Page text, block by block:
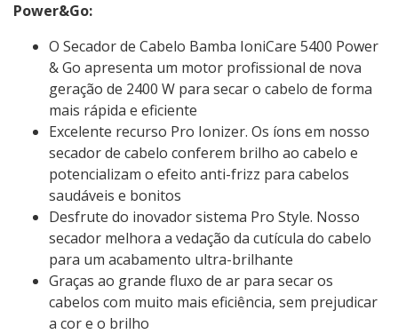
Power&Go:
O Secador de Cabelo Bamba IoniCare 5400 Power
& Go apresenta um motor profissional de nova
geração de 2400 W para secar o cabelo de forma
mais rápida e eficiente
Excelente recurso Pro Ionizer. Os íons em nosso
secador de cabelo conferem brilho ao cabelo e
potencializam o efeito anti-frizz para cabelos
saudáveis ​​e bonitos
Desfrute do inovador sistema Pro Style. Nosso
secador melhora a vedação da cutícula do cabelo
para um acabamento ultra-brilhante
Graças ao grande fluxo de ar para secar os
cabelos com muito mais eficiência, sem prejudicar
a cor e o brilho